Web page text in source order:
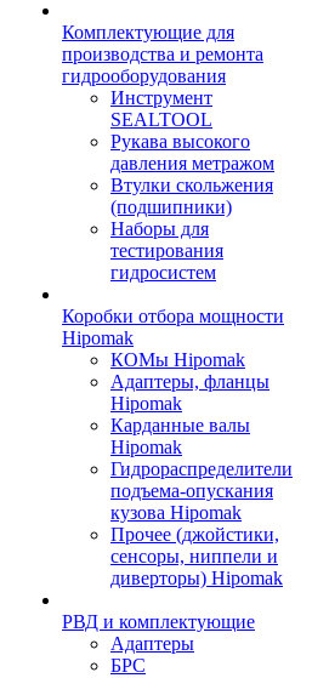
Комплектующие для
производства и ремонта
гидрооборудования
Инструмент
SEALTOOL
Рукава высокого
давления метражом
Втулки скольжения
(подшипники)
Наборы для
тестирования
гидросистем
Коробки отбора мощности
Hipomak
КОМы Hipomak
Адаптеры, фланцы
Hipomak
Карданные валы
Hipomak
Гидрораспределители
подъема-опускания
кузова Hipomak
Прочее (джойстики,
сенсоры, ниппели и
диверторы) Hipomak
РВД и комплектующие
Адаптеры
БРС